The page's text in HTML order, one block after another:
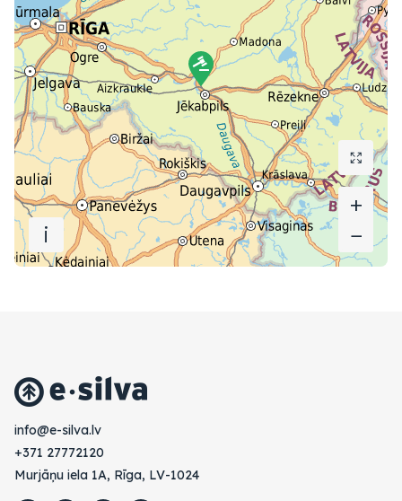
+
−
i
+
−
vl.avlis-e@ofni
+371 27772120
Murjāņu iela 1A, Rīga, LV-1024